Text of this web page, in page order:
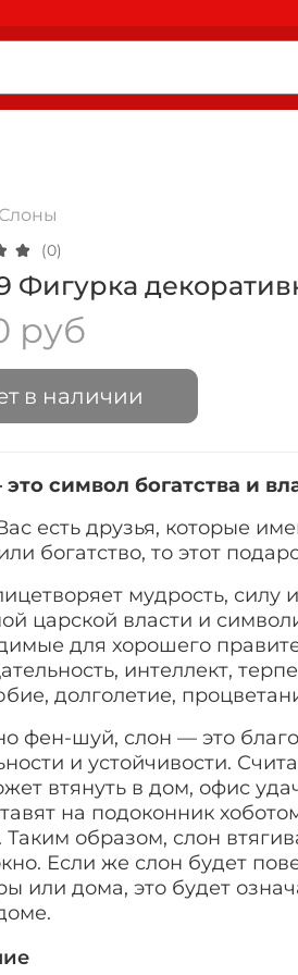
Слоны
(0)
Фигурка
руб
в наличии
символ богатства и
есть друзья, которые
богатство, то этот
мудрость, силу
царской власти и
для хорошего
интеллект,
долголетие,
фен-шуй, слон — это
и устойчивости.
втянуть в дом, офис
на подоконник
Таким образом, слон
Если же слон будет
или дома, это будет